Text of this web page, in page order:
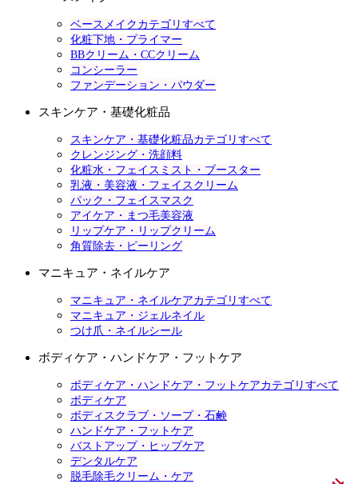
ベースメイクカテゴリすべて
化粧下地・プライマー
BBクリーム・CCクリーム
コンシーラー
ファンデーション・パウダー
スキンケア・基礎化粧品
スキンケア・基礎化粧品カテゴリすべて
クレンジング・洗顔料
化粧水・フェイスミスト・ブースター
乳液・美容液・フェイスクリーム
パック・フェイスマスク
アイケア・まつ毛美容液
リップケア・リップクリーム
角質除去・ピーリング
マニキュア・ネイルケア
マニキュア・ネイルケアカテゴリすべて
マニキュア・ジェルネイル
つけ爪・ネイルシール
ボディケア・ハンドケア・フットケア
ボディケア・ハンドケア・フットケアカテゴリすべて
ボディケア
ボディスクラブ・ソープ・石鹸
ハンドケア・フットケア
バストアップ・ヒップケア
デンタルケア
脱毛除毛クリーム・ケア